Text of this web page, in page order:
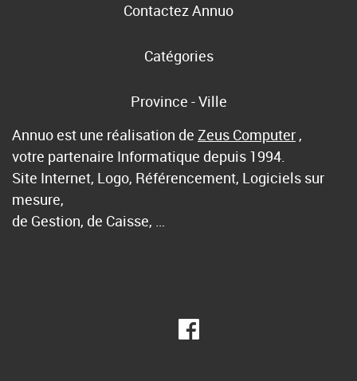
Contactez Annuo
Catégories
Province - Ville
Annuo est une réalisation de Zeus Computer ,
votre partenaire Informatique depuis 1994.
Site Internet, Logo, Référencement, Logiciels sur
mesure,
de Gestion, de Caisse, …